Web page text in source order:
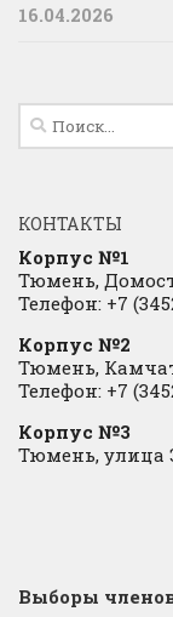
16.04.2026
Найти:
КОНТАКТЫ
Корпус №1
Тюмень,
Телефон: +7
Корпус №2
Тюмень,
Телефон: +7
Корпус №3
Тюмень, улица
Выборы